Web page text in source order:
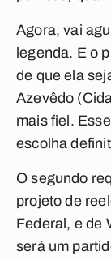
Agora, vai
legenda. E o
de que ela
Azevêdo
mais fiel.
escolha
O segundo
projeto de
Federal, e de
será um